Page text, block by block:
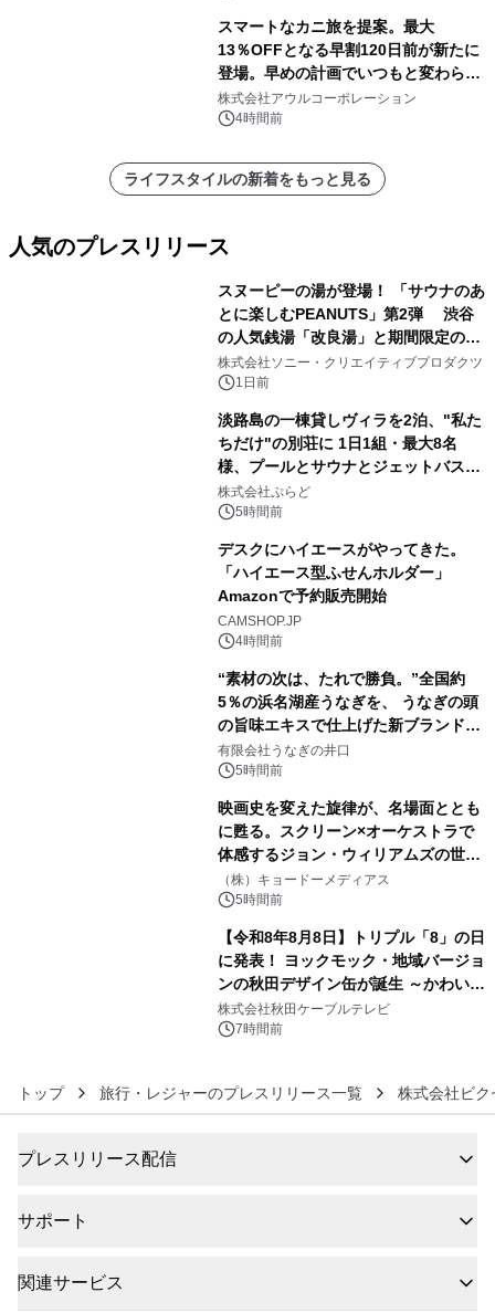
スマートなカニ旅を提案。最大
13％OFFとなる早割120日前が新たに
登場。早めの計画でいつもと変わらぬ
大人の冬旅を。ー夕日ヶ浦温泉「佳松
苑 別邸ふうか」ー
株式会社アウルコーポレーション
4時間前
ライフスタイルの新着をもっと見る
人気のプレスリリース
スヌーピーの湯が登場！ 「サウナのあ
とに楽しむPEANUTS」第2弾 渋谷
の人気銭湯「改良湯」と期間限定のコ
ラボレーション サウナイキタイコラ
ボグッズも発売決定！
株式会社ソニー・クリエイティブプロダクツ
1日前
淡路島の一棟貸しヴィラを2泊、"私た
ちだけ"の別荘に 1日1組・最大8名
様、プールとサウナとジェットバス付
きで Villa Mon Temps AWAJIの連泊
素泊りプラン
株式会社ぷらど
5時間前
デスクにハイエースがやってきた。
「ハイエース型ふせんホルダー」
Amazonで予約販売開始
CAMSHOP.JP
4時間前
“素材の次は、たれで勝負。”全国約
5％の浜名湖産うなぎを、 うなぎの頭
の旨味エキスで仕上げた新ブランド
「井口の誉」誕生
有限会社うなぎの井口
5時間前
映画史を変えた旋律が、名場面ととも
に甦る。スクリーン×オーケストラで
体感するジョン・ウィリアムズの世
界。ジョン・ウィリアムズ：シネマ・
スペクタキュラー・コンサート 開催決
（株）キョードーメディアス
5時間前
【令和8年8月8日】トリプル「8」の日
に発表！ ヨックモック・地域バージョ
ンの秋田デザイン缶が誕生 ～かわいい
秋田犬の子犬と秋田の四季と名所を巡
るパッケージ～ 9月1日(火)秋田県内で
株式会社秋田ケーブルテレビ
7時間前
トップ 旅行・レジャーのプレスリリース一覧 株式会社ビク
プレスリリース配信
サポート
関連サービス